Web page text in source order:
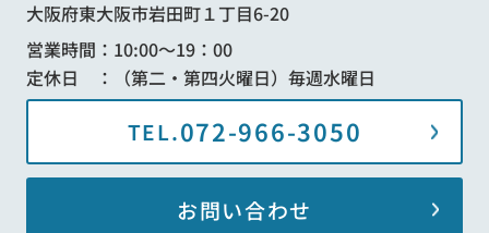
大阪府東大阪市岩田町１丁目6-20
営業時間：10:00～19：00
定休日 ：（第二・第四火曜日）毎週水曜日
TEL.072-966-3050
お問い合わせ